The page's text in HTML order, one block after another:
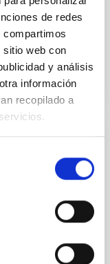
de redes
sitio web con
y análisis
información
recopilado a
of the
in both